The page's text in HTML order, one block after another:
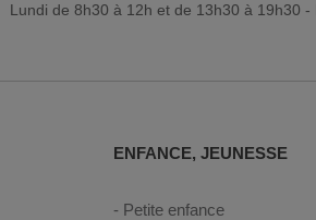
Lundi de 8h30 à 12h et de 13h30 à 19h30
ENFANCE, JEUNESSE
Petite enfance